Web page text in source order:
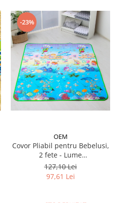
-23%
OEM
Covor Pliabil pentru Bebelusi,
2 fete - Lume
Subacvatica/Litere - 180/200
cm
127,10 Lei
97,61 Lei